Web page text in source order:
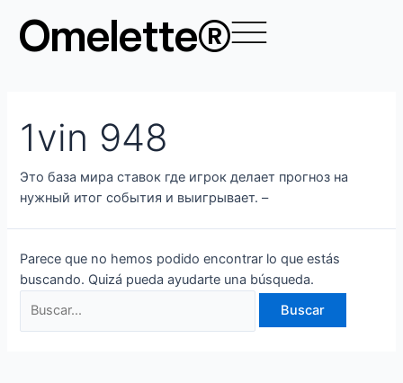
contenido
Omelette®
1vin 948
Это баз͏а мира ставок гд͏е игрок делает͏ прогноз на
нужный итог события и выигрывает. –
Parece que no hemos podido encontrar lo que estás
buscando. Quizá pueda ayudarte una búsqueda.
por: